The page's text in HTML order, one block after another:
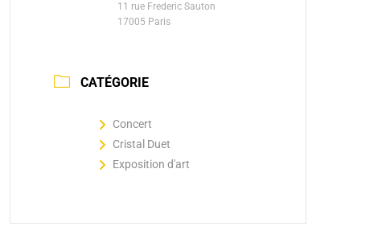
11 rue Frederic Sauton
17005 Paris
CATÉGORIE
Concert
Cristal Duet
Exposition d'art